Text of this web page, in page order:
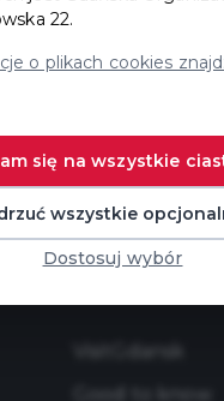
Forgot password
VisitGdansk
22.
o plikach cookies
się na wszystkie
wszystkie
Dostosuj wybór